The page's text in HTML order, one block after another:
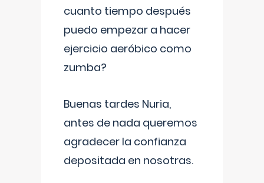
cuanto tiempo después
puedo empezar a hacer
ejercicio aeróbico como
zumba?
Buenas tardes Nuria,
antes de nada queremos
agradecer la confianza
depositada en nosotras.